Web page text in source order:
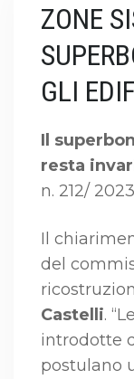
ZONE
GLI
Il
resta
n. 212/
Il
del
Castelli.
introdotte
postulano